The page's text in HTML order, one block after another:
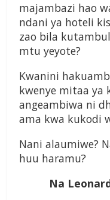
majambazi hao
ndani ya hoteli
zao bila
mtu yeyote?
Kwanini
kwenye mitaa ya
angeambiwa ni
ama kwa kukodi
Nani alaumiwe?
huu haramu?
Na